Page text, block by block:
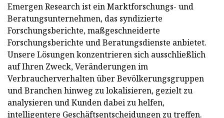
Emergen Research ist ein Marktforschungs- und
Beratungsunternehmen, das syndizierte
Forschungsberichte, maßgeschneiderte
Forschungsberichte und Beratungsdienste anbietet.
Unsere Lösungen konzentrieren sich ausschließlich
auf Ihren Zweck, Veränderungen im
Verbraucherverhalten über Bevölkerungsgruppen
und Branchen hinweg zu lokalisieren, gezielt zu
analysieren und Kunden dabei zu helfen,
intelligentere Geschäftsentscheidungen zu treffen.